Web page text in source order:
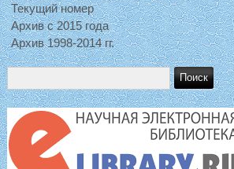
Текущий номер
Архив с 2015 года
Архив 1998-2014 гг.